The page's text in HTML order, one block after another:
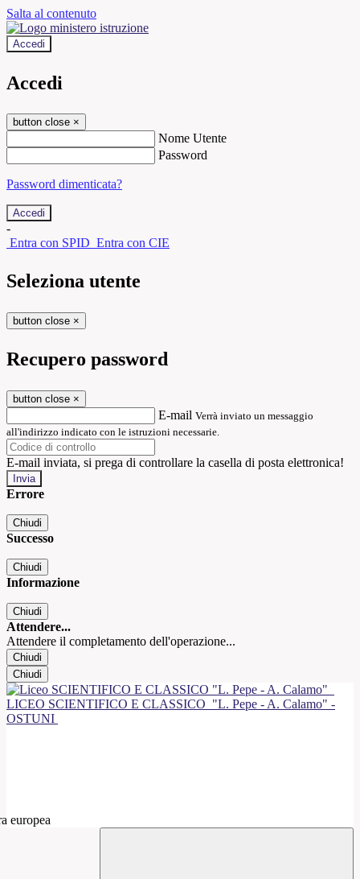
Salta al contenuto
Accedi
Accedi
button close ×
Nome Utente
Password
Password dimenticata?
-
Entra con SPID Entra con CIE
Seleziona utente
button close ×
Recupero password
button close ×
E-mail Verrà inviato un messaggio
all'indirizzo indicato con le istruzioni necessarie.
E-mail inviata, si prega di controllare la casella di posta elettronica!
Errore
Chiudi
Successo
Chiudi
Informazione
Chiudi
Attendere...
Attendere il completamento dell'operazione...
Chiudi
Chiudi
LICEO SCIENTIFICO E CLASSICO "L. Pepe - A. Calamo" -
OSTUNI